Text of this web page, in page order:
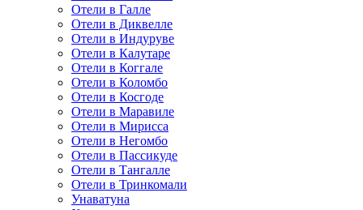
Отели в Галле
Отели в Диквелле
Отели в Индуруве
Отели в Калутаре
Отели в Коггале
Отели в Коломбо
Отели в Косгоде
Отели в Маравиле
Отели в Мирисса
Отели в Негомбо
Отели в Пассикуде
Отели в Тангалле
Отели в Тринкомали
Унаватуна